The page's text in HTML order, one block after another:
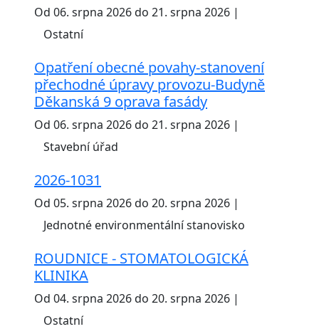
Od 06. srpna 2026 do 21. srpna 2026 |
Ostatní
Opatření obecné povahy-stanovení
přechodné úpravy provozu-Budyně
Děkanská 9 oprava fasády
Od 06. srpna 2026 do 21. srpna 2026 |
Stavební úřad
2026-1031
Od 05. srpna 2026 do 20. srpna 2026 |
Jednotné environmentální stanovisko
ROUDNICE - STOMATOLOGICKÁ
KLINIKA
Od 04. srpna 2026 do 20. srpna 2026 |
Ostatní